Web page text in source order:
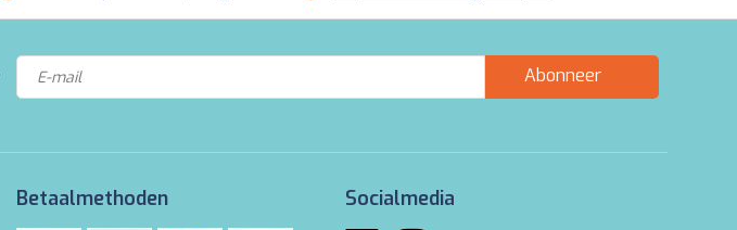
Abonneer
Betaalmethoden Socialmedia